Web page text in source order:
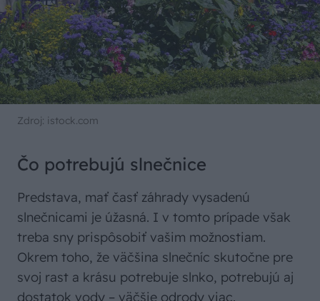
Zdroj: istock.com
Čo potrebujú slnečnice
Predstava, mať časť záhrady vysadenú
slnečnicami je úžasná. I v tomto prípade však
treba sny prispôsobiť vašim možnostiam.
Okrem toho, že väčšina slnečníc skutočne pre
svoj rast a krásu potrebuje slnko, potrebujú aj
dostatok vody – väčšie odrody viac.